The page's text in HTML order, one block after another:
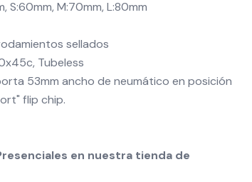
M:70mm, L:80mm
sellados
Tubeless
53mm ancho de neumático en posición
flip chip.
en nuestra tienda de